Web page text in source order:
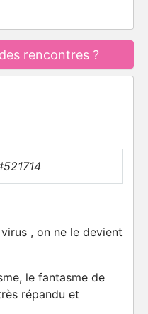
rencontres ?
virus , on ne le devient
le fantasme de
répandu et